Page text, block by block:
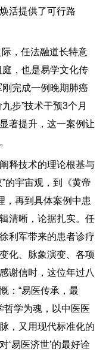
活提供了可行路
，任法融道长特意
，也是易学文化传
完成一例晚期肺癌
步”技术干预3个月
著提升，这一案例让
技术的理论根基与
的宇宙观，到《黄帝
，再到具体案例中患
清晰，论据扎实。任
利军带来的患者诊疗
化、脉象演变、各项
谢信时，这位年过八
：“易医传承，最
哲学为魂，以中医医
，又用现代标准化的
‘易医济世’的最好诠